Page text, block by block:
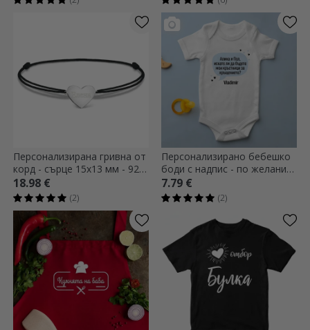
Персонализирана гривна от
корд - сърце 15x13 мм - 925
сребро - Име
18.98 €
(2)
Персонализирано бебешко
боди с надпис - по желание
на клиента
7.79 €
(2)